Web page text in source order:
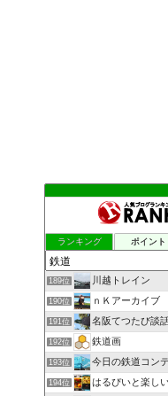
ランキング ポイント
189位 川越トレイン
190位 ｎＫアーカイブ
191位 名阪てつたび談
192位 鉄道画
193位 今日の鉄道コン
194位 はるぴいと楽し